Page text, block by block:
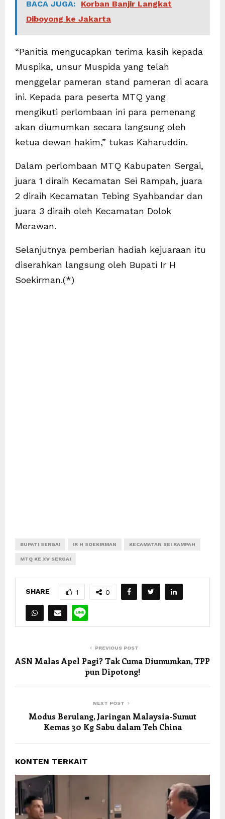
BACA JUGA:
Korban Banjir Langkat
Diboyong ke Jakarta
“Panitia mengucapkan terima kasih kepada
Muspika, unsur Muspida yang telah
menggelar pameran stand pameran di acara
ini. Kepada para peserta MTQ yang
mengikuti perlombaan ini para pemenang
akan diumumkan secara langsung oleh
ketua dewan hakim,” tukas Kaharuddin.
Dalam perlombaan MTQ Kabupaten Sergai,
juara 1 diraih Kecamatan Sei Rampah, juara
2 diraih Kecamatan Tebing Syahbandar dan
juara 3 diraih oleh Kecamatan Dolok
Merawan.
Selanjutnya pemberian hadiah kejuaraan itu
diserahkan langsung oleh Bupati Ir H
Soekirman.(*)
BUPATI SERGAI IR H SOEKIRMAN KECAMATAN SEI RAMPAH
MTQ KE XV SERGAI
SHARE 1 0
PREVIOUS POST
ASN Malas Apel Pagi? Tak Cuma Diumumkan, TPP
pun Dipotong!
NEXT POST
Modus Berulang, Jaringan Malaysia-Sumut
Kemas 30 Kg Sabu dalam Teh China
KONTEN TERKAIT